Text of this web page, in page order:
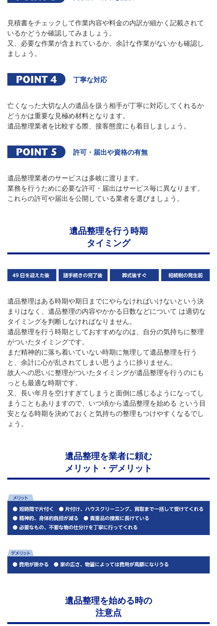
見積書をチェックして作業内容や料金の内訳が細かく記載されて
いるかどうか確認してみましょう。
又、必要な作業が含まれているか、余計な作業がないかも確認し
ましょう。
丁寧な対応
亡くなった大切な人の遺品を扱う相手が丁寧に対応してくれるか
どうかは重要な見極め材料となります。
遺品整理業者を比較する際、接客態度にも着目しましょう。
許可・届出や資格の有無
遺品整理業者のサービスは多岐に渡ります。
業務を行うために必要な許可・届出はサービス毎に異なります。
これらの許可や届出を公開している業者を選びましょう。
遺品整理を行う時期
タイミング
遺品整理はある時期や期日までにやらなければいけないという決
まりはなく、遺品整理の内容やかかる日数などについて は適切な
タイミングを判断しなければなりません。
遺品整理を行う時期としておすすめなのは、自分の気持ちに整理
がついたタイミングです。
まだ精神的に落ち着いていない時期に無理して遺品整理を行う
と、余計に心が乱されてしまい思うように捗りません。
故人への思いに整理がついたタイミングが遺品整理を行うのにも
っとも最適な時期です。
又、長い年月を空けすぎてしまうと面倒に感じるようになってし
まうこともありますので、いつ頃から遺品整理を始める という目
安となる時期を決めておくと気持ちの整理もつけやすくなるでし
ょう。
遺品整理を業者に頼む
メリット・デメリット
遺品整理を始める時の
注意点